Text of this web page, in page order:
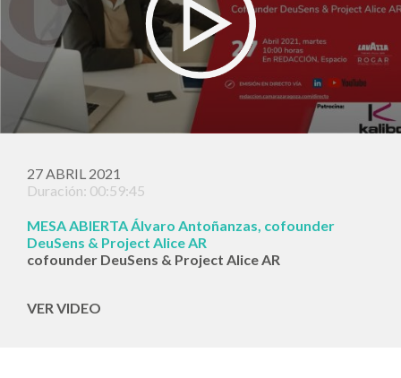
27 ABRIL 2021
Duración: 00:59:45
MESA ABIERTA Álvaro Antoñanzas, cofounder
DeuSens & Project Alice AR
cofounder DeuSens & Project Alice AR
VER VIDEO